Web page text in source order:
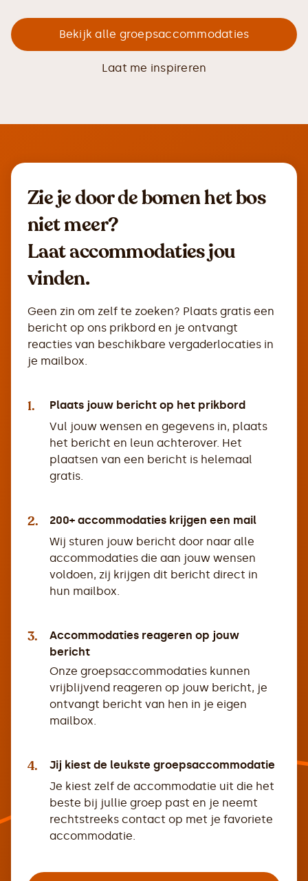
Bekijk alle groepsaccommodaties
Laat me inspireren
Zie je door de bomen het bos
niet meer?
Laat accommodaties jou
vinden.
Geen zin om zelf te zoeken? Plaats gratis een
bericht op ons prikbord en je ontvangt
reacties van beschikbare vergaderlocaties in
je mailbox.
1.
Plaats jouw bericht op het prikbord
Vul jouw wensen en gegevens in, plaats
het bericht en leun achterover. Het
plaatsen van een bericht is helemaal
gratis.
2.
200+ accommodaties krijgen een mail
Wij sturen jouw bericht door naar alle
accommodaties die aan jouw wensen
voldoen, zij krijgen dit bericht direct in
hun mailbox.
3.
Accommodaties reageren op jouw
bericht
Onze groepsaccommodaties kunnen
vrijblijvend reageren op jouw bericht, je
ontvangt bericht van hen in je eigen
mailbox.
4.
Jij kiest de leukste groepsaccommodatie
Je kiest zelf de accommodatie uit die het
beste bij jullie groep past en je neemt
rechtstreeks contact op met je favoriete
accommodatie.